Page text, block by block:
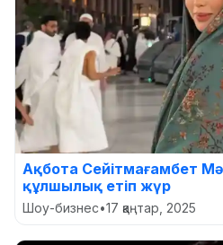
Ақбота Сейітмағамбет
құлшылық етіп жүр
Шоу-бизнес•17 қаңтар, 2025